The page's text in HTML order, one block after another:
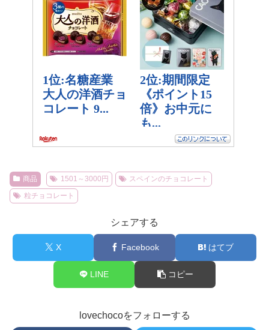
商品 1501～3000円
スペインのチョコレート
粒チョコレート
シェアする
X Facebook はてブ
LINE コピー
lovechocoをフォローする